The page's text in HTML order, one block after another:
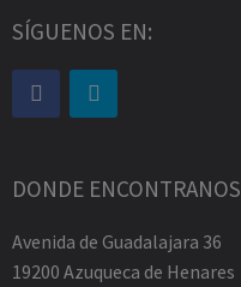
SÍGUENOS EN:
DONDE ENCONTRANOS
Avenida de Guadalajara 36
19200 Azuqueca de Henares